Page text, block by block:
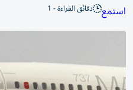
استمع دقائق القراءة - 1